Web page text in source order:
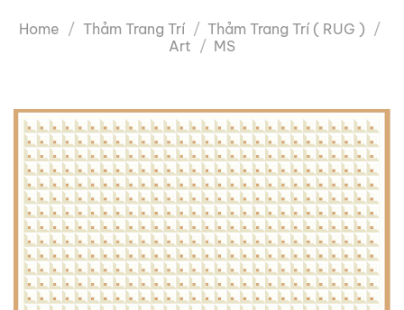
Home / Thảm Trang Trí / Thảm Trang Trí ( RUG ) /
Art / MS